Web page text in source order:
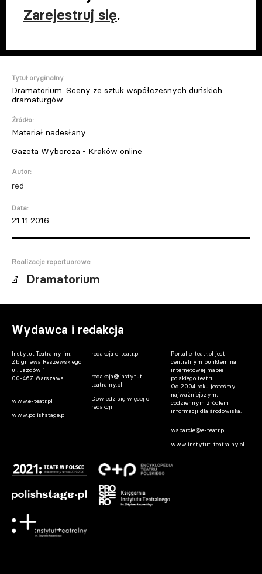
Zarejestruj się.
Tytuł oryginalny
Dramatorium. Sceny ze sztuk współczesnych duńskich
dramaturgów
Źródło:
Materiał nadesłany
Gazeta Wyborcza - Kraków online
Autor:
red
Data:
21.11.2016
Realizacje repertuarowe
Dramatorium
Wydawca i redakcja
Instytut Teatralny im.
Zbigniewa Raszewskiego
ul. Jazdów 1
00-467 Warszawa
www.e-teatr.pl
www.polishstage.pl
redakcja e-teatr.pl
redakcja@instytut-
teatralny.pl
Dowiedz się więcej o
redakcji
Portal e-teatr.pl jest
centralnym punktem na
internetowej mapie
polskiego teatru.
Od 2004 roku jesteśmy
najważniejszym,
codziennym źródłem
informacji dla środowiska.
wsparcie@e-teatr.pl
www.instytut-teatralny.pl